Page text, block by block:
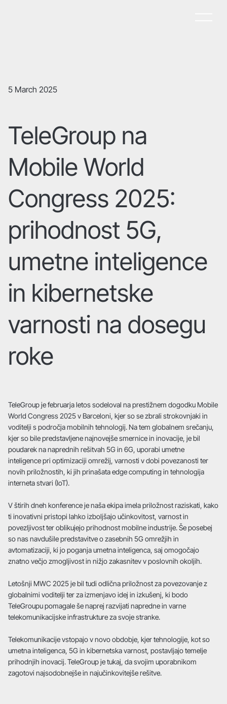
5 March 2025
TeleGroup na
Mobile World
Congress 2025:
prihodnost 5G,
umetne inteligence
in kibernetske
varnosti na dosegu
roke
TeleGroup je februarja letos sodeloval na prestižnem dogodku Mobile
World Congress 2025 v Barceloni, kjer so se zbrali strokovnjaki in
voditelji s področja mobilnih tehnologij. Na tem globalnem srečanju,
kjer so bile predstavljene najnovejše smernice in inovacije, je bil
poudarek na naprednih rešitvah 5G in 6G, uporabi umetne
inteligence pri optimizaciji omrežij, varnosti v dobi povezanosti ter
novih priložnostih, ki jih prinašata edge computing in tehnologija
interneta stvari (IoT).
V štirih dneh konference je naša ekipa imela priložnost raziskati, kako
ti inovativni pristopi lahko izboljšajo učinkovitost, varnost in
povezljivost ter oblikujejo prihodnost mobilne industrije. Še posebej
so nas navdušile predstavitve o zasebnih 5G omrežjih in
avtomatizaciji, ki jo poganja umetna inteligenca, saj omogočajo
znatno večjo zmogljivost in nižjo zakasnitev v poslovnih okoljih.
Letošnji MWC 2025 je bil tudi odlična priložnost za povezovanje z
globalnimi voditelji ter za izmenjavo idej in izkušenj, ki bodo
TeleGroupu pomagale še naprej razvijati napredne in varne
telekomunikacijske infrastrukture za svoje stranke.
Telekomunikacije vstopajo v novo obdobje, kjer tehnologije, kot so
umetna inteligenca, 5G in kibernetska varnost, postavljajo temelje
prihodnjih inovacij. TeleGroup je tukaj, da svojim uporabnikom
zagotovi najsodobnejše in najučinkovitejše rešitve.